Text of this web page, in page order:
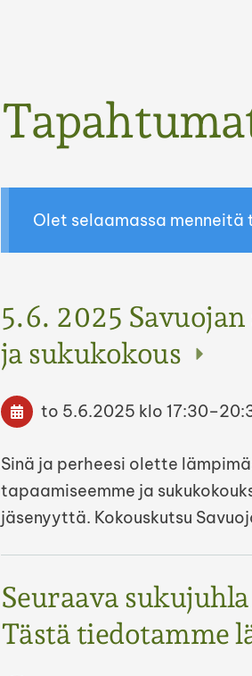
Olet selaamassa
5.6. 2025
ja sukukokous
to 5.6.2025 klo 17:30–
Sinä ja perheesi olette
tapaamiseemme ja
jäsenyyttä. Kokouskutsu
Seuraava
Tästä tiedotamme